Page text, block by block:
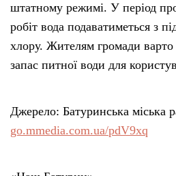
штатному режимі. У період
робіт вода подаватиметься з
хлору. Жителям громади варто
запас питної води для
Джерело: Батуринська міська
go.mmedia.com.ua/pdV9xq